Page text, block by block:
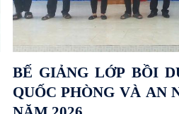
BẾ GIẢNG LỚP BỒI
QUỐC PHÒNG VÀ AN